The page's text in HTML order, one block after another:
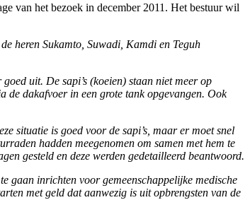
van het bezoek in december 2011. Het bestuur wil
heren Sukamto, Suwadi, Kamdi en Teguh
uit. De sapi’s (koeien) staan niet meer op
de dakafvoer in een grote tank opgevangen. Ook
situatie is goed voor de sapi’s, maar er moet snel
hadden meegenomen om samen met hem te
gesteld en deze werden gedetailleerd beantwoord.
gaan inrichten voor gemeenschappelijke medische
met geld dat aanwezig is uit opbrengsten van de